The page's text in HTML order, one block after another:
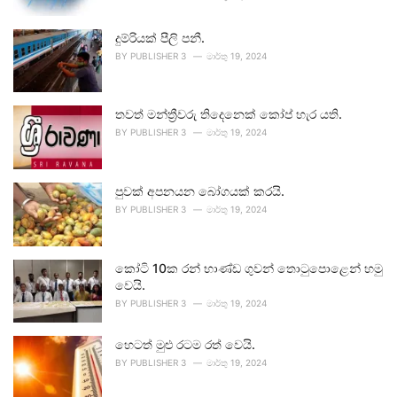
දුම්රියක් පීලි පනී.
BY PUBLISHER 3 මාර්තු 19, 2024
තවත් මන්ත්‍රීවරු තිදෙනෙක් කෝප් හැර යති.
BY PUBLISHER 3 මාර්තු 19, 2024
පුවක් අපනයන බෝගයක් කරයි.
BY PUBLISHER 3 මාර්තු 19, 2024
කෝටි 10ක රන් භාණ්ඩ ගුවන් තොටුපොළෙන් හමු
වෙයි.
BY PUBLISHER 3 මාර්තු 19, 2024
හෙටත් මුළු රටම රත් වෙයි.
BY PUBLISHER 3 මාර්තු 19, 2024